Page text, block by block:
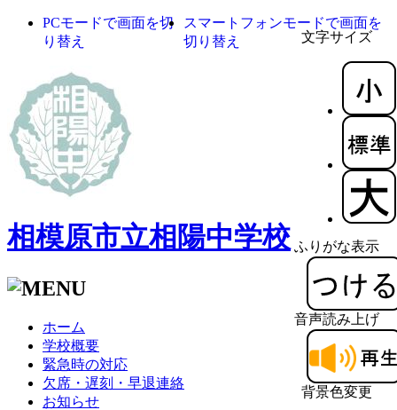
文字サイズ
ふりがな表示
音声読み上げ
背景色変更
PCモードで画面を切
り替え
スマートフォンモードで画面を
切り替え
相模原市立相陽中学校
ホーム
学校概要
緊急時の対応
欠席・遅刻・早退連絡
お知らせ